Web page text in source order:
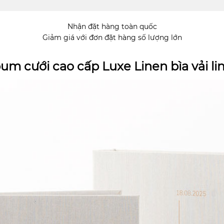
Nhận đặt hàng toàn quốc
Giảm giá với đơn đặt hàng số lượng lớn
cưới cao cấp Luxe Linen bìa vải